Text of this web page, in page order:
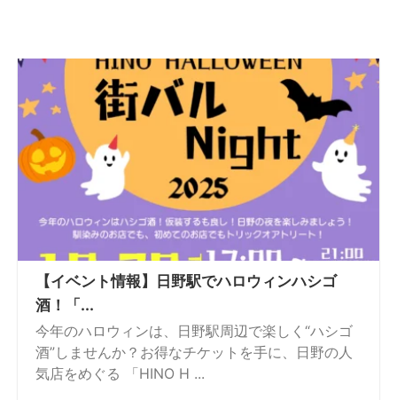
【イベント情報】日野駅でハロウィンハシゴ
酒！「...
今年のハロウィンは、日野駅周辺で楽しく“ハシゴ
酒”しませんか？お得なチケットを手に、日野の人
気店をめぐる 「HINO H ...